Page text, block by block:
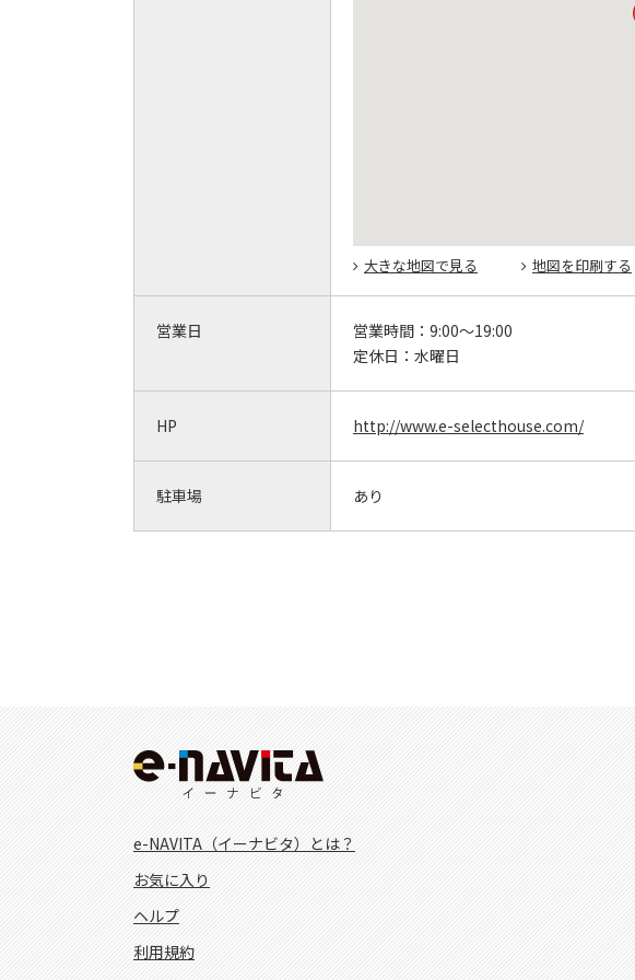
大きな地図で見る 地図を印刷する
営業日 営業時間： 9:00～19:00
定休日： 水曜日
HP http://www.e-selecthouse.com/
駐車場 あり
e-NAVITA（イーナビタ）とは？
お気に入り
ヘルプ
利用規約